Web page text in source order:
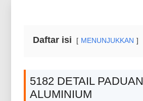
Daftar isi MENUNJUKKAN
5182 DETAIL PADUAN
ALUMINIUM